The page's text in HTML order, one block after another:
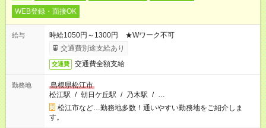
WEB登録・面接OK
給与
時給1050円～1300円 ★Wワーク不可
交通費別途支給あり
交通費 交通費全額支給
勤務地
島根県松江市
松江駅 / 朝日ケ丘駅 / 乃木駅 / …
松江市など…勤務地多数！通いやすい勤務地をご紹介しま
す。